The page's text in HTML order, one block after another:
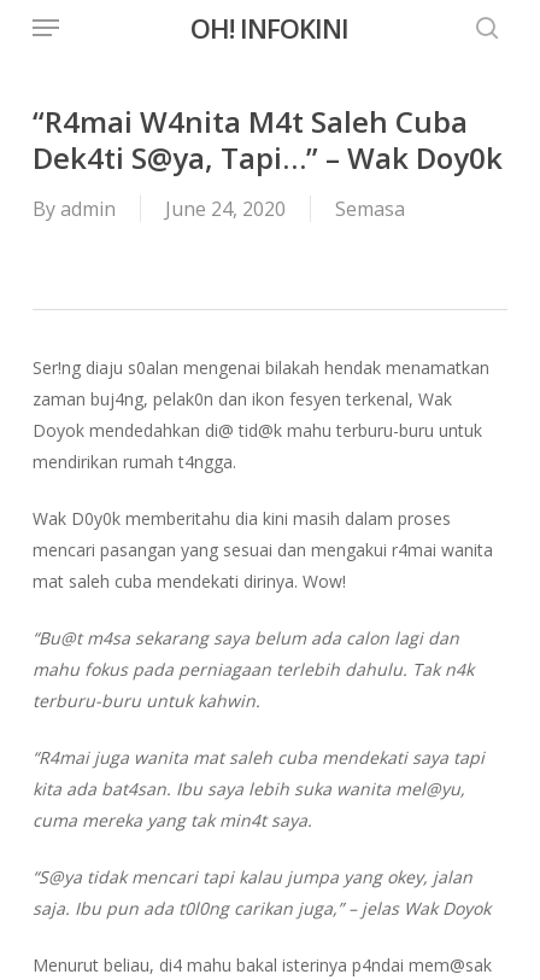
content
OH! INFOKINI
Menu
“R4mai W4nita M4t Saleh Cuba
Dek4ti S@ya, Tapi…” – Wak Doy0k
Byadmin June 24, 2020 Semasa
Ser!ng diaju s0alan mengenai bilakah hendak menamatkan
zaman buj4ng, pelak0n dan ikon fesyen terkenal, Wak
Doyok mendedahkan di@ tid@k mahu terburu-buru untuk
mendirikan rumah t4ngga.
Wak D0y0k memberitahu dia kini masih dalam proses
mencari pasangan yang sesuai dan mengakui r4mai wanita
mat saleh cuba mendekati dirinya. Wow!
“Bu@t m4sa sekarang saya belum ada calon lagi dan
mahu fokus pada perniagaan terlebih dahulu. Tak n4k
terburu-buru untuk kahwin.
“R4mai juga wanita mat saleh cuba mendekati saya tapi
kita ada bat4san. Ibu saya lebih suka wanita mel@yu,
cuma mereka yang tak min4t saya.
“S@ya tidak mencari tapi kalau jumpa yang okey, jalan
saja. Ibu pun ada t0l0ng carikan juga,” – jelas Wak Doyok
Menurut beliau, di4 mahu bakal isterinya p4ndai mem@sak